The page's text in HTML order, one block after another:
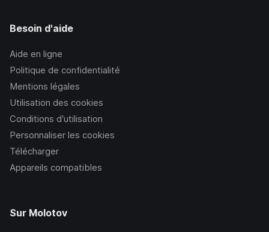
Besoin d'aide
Aide en ligne
Politique de confidentialité
Mentions légales
Utilisation des cookies
Conditions d’utilisation
Personnaliser les cookies
Télécharger
Appareils compatibles
Sur Molotov